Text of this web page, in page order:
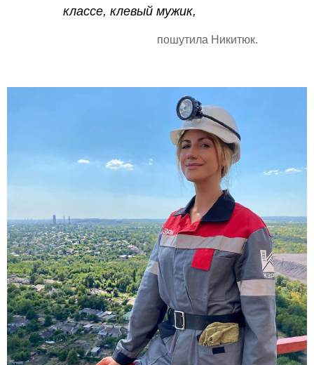
классе, клевый мужик,
пошутила Никитюк.